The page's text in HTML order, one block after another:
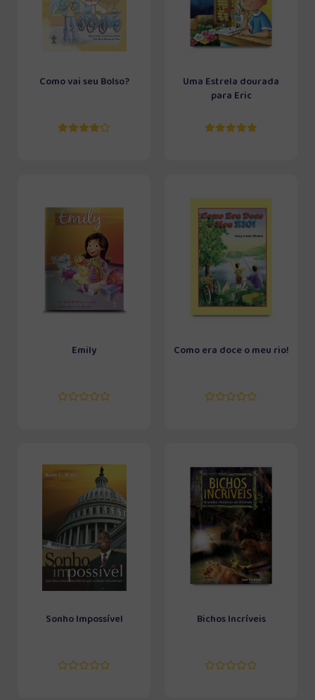
Como vai seu Bolso?
Uma Estrela dourada
para Eric
Emily Como era doce o meu rio!
Sonho Impossível Bichos Incríveis